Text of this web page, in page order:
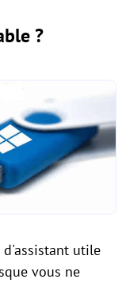
?
d'assistant utile
vous ne